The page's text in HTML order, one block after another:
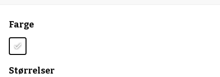
Farge
Størrelser